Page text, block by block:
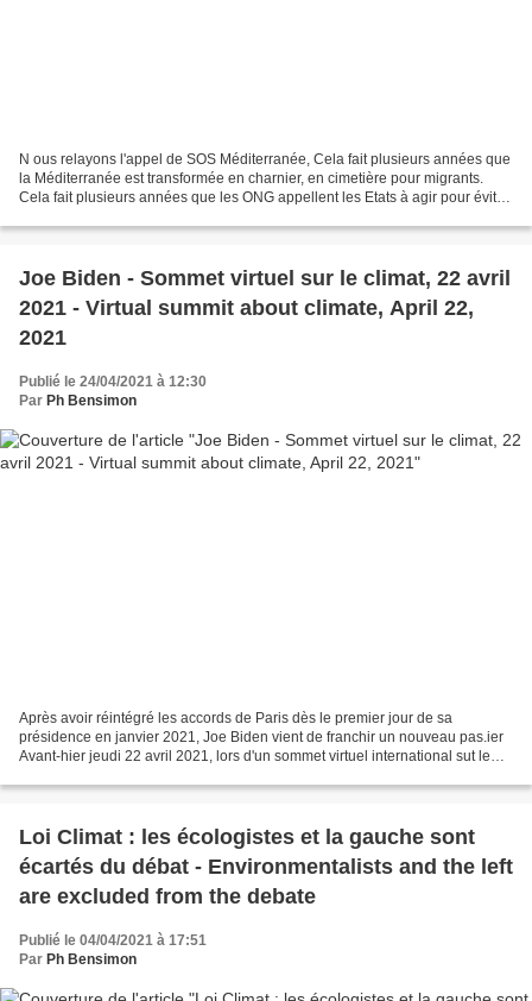
N ous relayons l'appel de SOS Méditerranée, Cela fait plusieurs années que
la Méditerranée est transformée en charnier, en cimetière pour migrants.
Cela fait plusieurs années que les ONG appellent les Etats à agir pour éviter
Joe Biden - Sommet virtuel sur le climat, 22 avril
2021 - Virtual summit about climate, April 22,
2021
Publié le 24/04/2021 à 12:30
Par Ph Bensimon
Après avoir réintégré les accords de Paris dès le premier jour de sa
présidence en janvier 2021, Joe Biden vient de franchir un nouveau pas.ier
Avant-hier jeudi 22 avril 2021, lors d'un sommet virtuel international sut le
Loi Climat : les écologistes et la gauche sont
écartés du débat - Environmentalists and the left
are excluded from the debate
Publié le 04/04/2021 à 17:51
Par Ph Bensimon